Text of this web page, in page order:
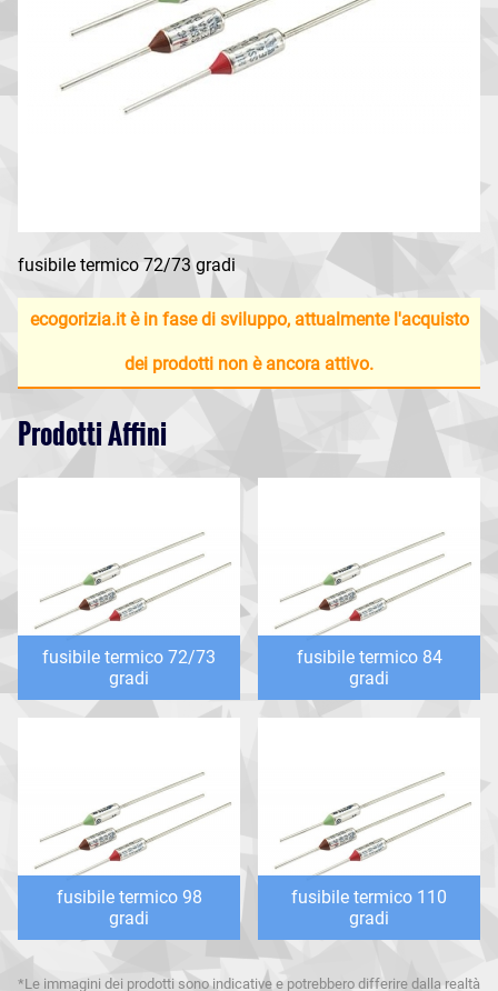
fusibile termico 72/73 gradi
ecogorizia.it è in fase di sviluppo, attualmente l'acquisto
dei prodotti non è ancora attivo.
Prodotti Affini
fusibile termico 72/73
gradi
fusibile termico 84
gradi
fusibile termico 98
gradi
fusibile termico 110
gradi
*Le immagini dei prodotti sono indicative e potrebbero differire dalla realtà